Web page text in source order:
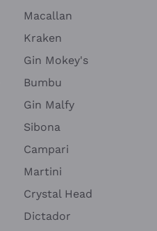
Macallan
Kraken
Gin Mokey's
Bumbu
Gin Malfy
Sibona
Campari
Martini
Crystal Head
Dictador